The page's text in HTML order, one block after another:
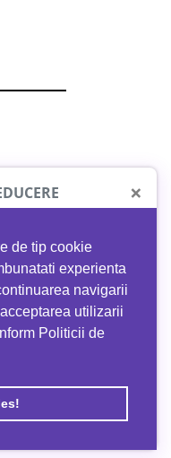
de tip cookie
experienta
navigarii
utilizarii
Politicii de
×
la orice comandă
EATTRACK